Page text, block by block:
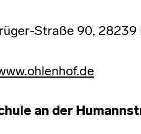
Straße 90, 28239
an der